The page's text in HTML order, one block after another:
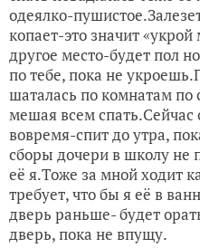
одеялко-
копает-это значит
другое место-будет пол
по тебе, пока не
шаталась по комнатам
мешая всем спать.Сейчас
вовремя-спит до утра,
сборы дочери в школу
её я.Тоже за мной ходит
требует, что бы я её в
дверь раньше- будет
дверь, пока не впущу.